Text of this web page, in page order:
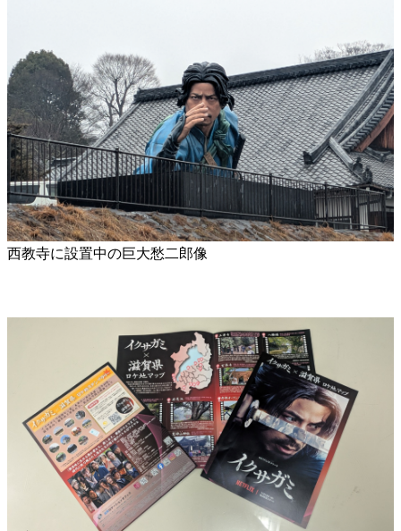
西教寺に設置中の巨大愁二郎像